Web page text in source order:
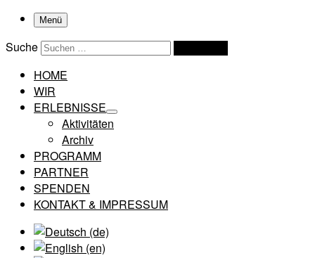
Menü
Suche
HOME
WIR
ERLEBNISSE
Aktivitäten
Archiv
PROGRAMM
PARTNER
SPENDEN
KONTAKT & IMPRESSUM